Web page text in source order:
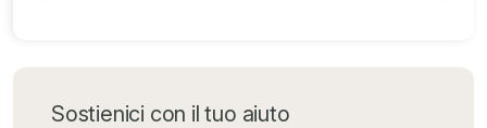
Sostienici con il tuo aiuto